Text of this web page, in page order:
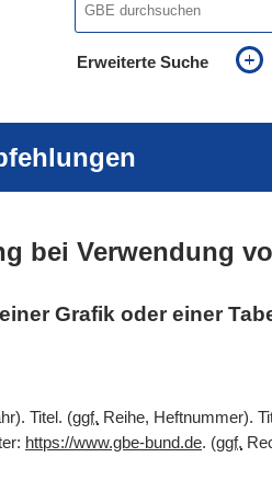
Erweiterte Suche
bei Verwendung
Grafik oder einer
Titel. (ggf. Reihe, Heftnummer).
https://www.gbe-bund.de. (ggf.